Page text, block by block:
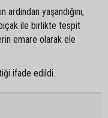
yaşandığını,
bıçak ile birlikte tespit
emare olarak ele
ifade edildi.